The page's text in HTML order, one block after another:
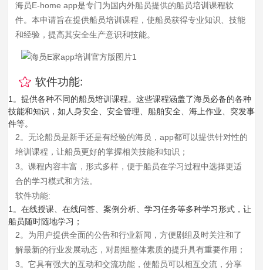
海员E-home app是专门为国内外船员提供的船员培训课程软
件。本申请旨在提供船员培训课程，使船员获得专业知识、技能
和经验，提高其安全生产意识和技能。
软件功能:
1。提供各种不同的船员培训课程。这些课程涵盖了海员必备的各种
技能和知识，如人身安全、安全管理、船舶安全、海上作业、突发事
件等。
2。无论船员是新手还是有经验的海员，app都可以提供针对性的
培训课程，让船员更好的掌握相关技能和知识；
3。课程内容丰富，形式多样，便于船员在学习过程中选择更适
合的学习模式和方法。
软件功能:
1。在线授课、在线问答、案例分析、学习任务等多种学习形式，让
船员随时随地学习；
2。为用户提供全面的公告和行业新闻，方便剧组及时关注和了
解最新的行业发展动态，对剧组整体素质的提升具有重要作用；
3。它具有强大的互动和交流功能，使船员可以相互交流，分享